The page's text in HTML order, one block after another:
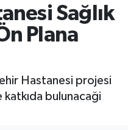
Sağlık
Plana
Hastanesi projesi
katkıda bulunacaği
ve Fikstür